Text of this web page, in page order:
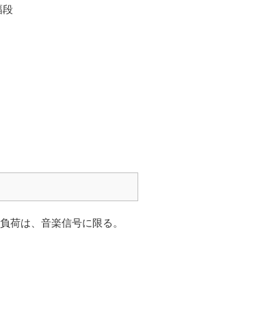
段
は、音楽信号に限る。